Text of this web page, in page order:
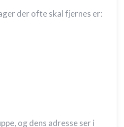
der ofte skal fjernes er:
og dens adresse ser i